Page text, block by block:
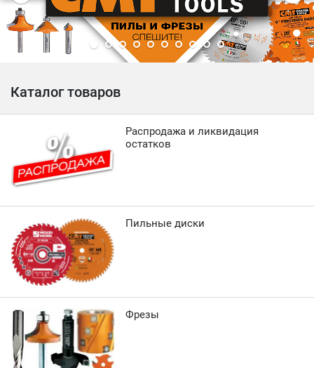
Каталог товаров
Распродажа и ликвидация
остатков
Пильные диски
Фрезы